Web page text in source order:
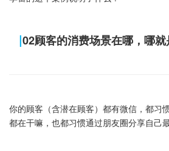
|02顾客的消费场景在哪，哪
你的顾客（含潜在顾客）都有微信，都习
都在干嘛，也都习惯通过朋友圈分享自己最